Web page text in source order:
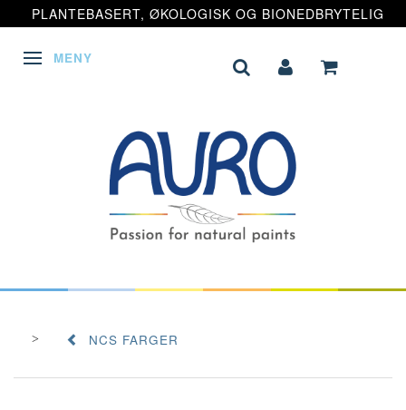
PLANTEBASERT, ØKOLOGISK OG BIONEDBRYTELIG
VEKSLE NAVIGASJON
MENY
NCS FARGER